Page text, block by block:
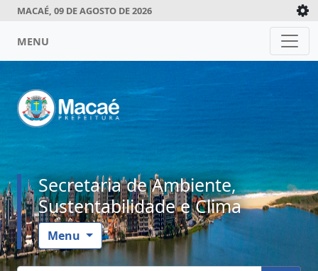
MACAÉ, 09 DE AGOSTO DE 2026
MENU
Secretaria de Ambiente,
Sustentabilidade e Clima
Menu